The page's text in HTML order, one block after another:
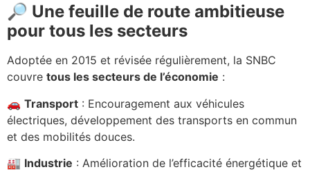
🔎 Une feuille de route ambitieuse
pour tous les secteurs
Adoptée en 2015 et révisée régulièrement, la SNBC
couvre tous les secteurs de l’économie :
🚗 Transport : Encouragement aux véhicules
électriques, développement des transports en commun
et des mobilités douces.
🏭 Industrie : Amélioration de l’efficacité énergétique et